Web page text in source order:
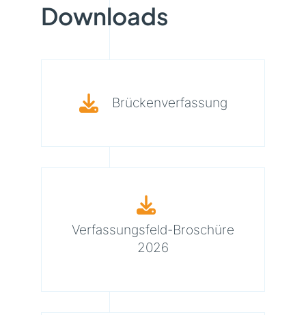
Downloads
Brückenverfassung
Verfassungsfeld-Broschüre
2026